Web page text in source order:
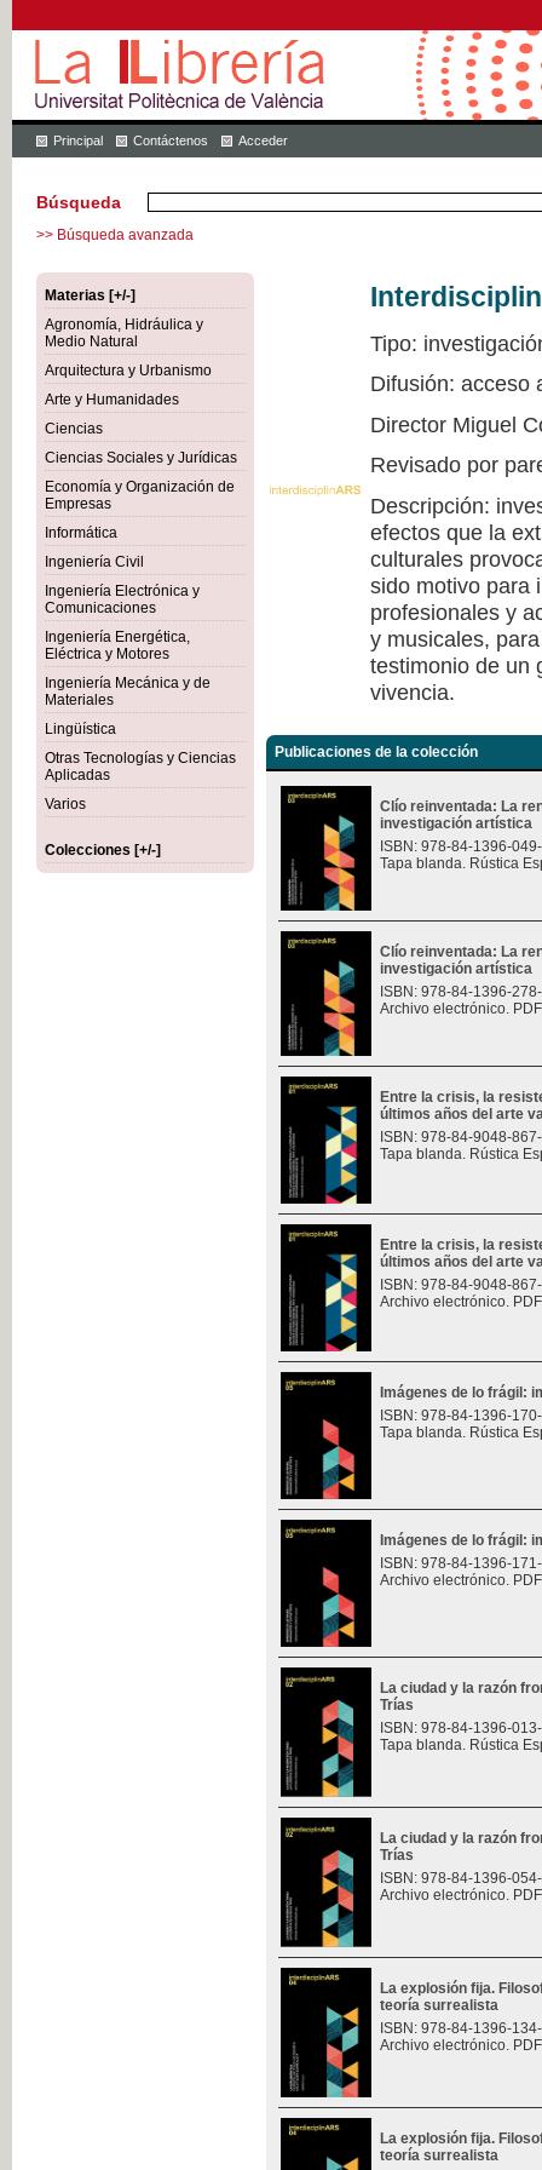
Principal Contáctenos Acceder
Búsqueda
>> Búsqueda avanzada
Materias [+/-]
Agronomía, Hidráulica y
Medio Natural
Arquitectura y Urbanismo
Arte y Humanidades
Ciencias
Ciencias Sociales y Jurídicas
Economía y Organización de
Empresas
Informática
Ingeniería Civil
Ingeniería Electrónica y
Comunicaciones
Ingeniería Energética,
Eléctrica y Motores
Ingeniería Mecánica y de
Materiales
Lingüística
Otras Tecnologías y Ciencias
Aplicadas
Varios
Colecciones [+/-]
Tipo:
Difusión: acceso
Director Miguel
Revisado por
Descripción:
efectos que la
culturales
sido motivo para
profesionales y
y musicales,
testimonio de un
vivencia.
Publicaciones de la colección
Clío reinventada: La
investigación artística
ISBN: 978-84-1396-
Tapa blanda. Rústica
Clío reinventada: La
investigación artística
ISBN: 978-84-1396-
Archivo electrónico.
Entre la crisis, la
últimos años del arte
ISBN: 978-84-9048-
Tapa blanda. Rústica
Entre la crisis, la
últimos años del arte
ISBN: 978-84-9048-
Archivo electrónico.
Imágenes de lo frágil:
ISBN: 978-84-1396-
Tapa blanda. Rústica
Imágenes de lo frágil:
ISBN: 978-84-1396-
Archivo electrónico.
La ciudad y la razón
Trías
ISBN: 978-84-1396-
Tapa blanda. Rústica
La ciudad y la razón
Trías
ISBN: 978-84-1396-
Archivo electrónico.
La explosión fija.
teoría surrealista
ISBN: 978-84-1396-
Archivo electrónico.
La explosión fija.
teoría surrealista